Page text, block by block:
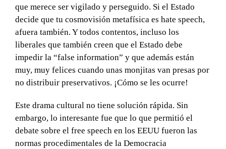
que merece ser vigilado y perseguido. Si el Estado
decide que tu cosmovisión metafísica es hate speech,
afuera también. Y todos contentos, incluso los
liberales que también creen que el Estado debe
impedir la “false information” y que además están
muy, muy felices cuando unas monjitas van presas por
no distribuir preservativos. ¡Cómo se les ocurre!
Este drama cultural no tiene solución rápida. Sin
embargo, lo interesante fue que lo que permitió el
debate sobre el free speech en los EEUU fueron las
normas procedimentales de la Democracia